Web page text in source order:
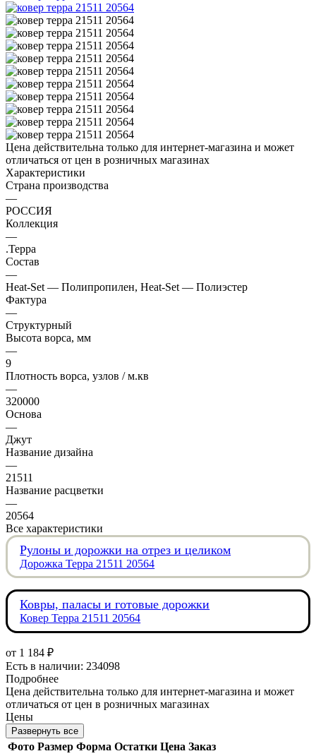
Цена действительна только для интернет-магазина и может
отличаться от цен в розничных магазинах
Характеристики
Страна производства
—
РОССИЯ
Коллекция
—
.Терра
Состав
—
Heat-Set — Полипропилен, Heat-Set — Полиэстер
Фактура
—
Структурный
Высота ворса, мм
—
9
Плотность ворса, узлов / м.кв
—
320000
Основа
—
Джут
Название дизайна
—
21511
Название расцветки
—
20564
Все характеристики
Рулоны и дорожки на отрез и целиком
Дорожка Терра 21511 20564
Ковры, паласы и готовые дорожки
Ковер Терра 21511 20564
от 1 184 ₽
Есть в наличии: 234098
Подробнее
Цена действительна только для интернет-магазина и может
отличаться от цен в розничных магазинах
Цены
Развернуть все
Фото Размер Форма Остатки Цена Заказ